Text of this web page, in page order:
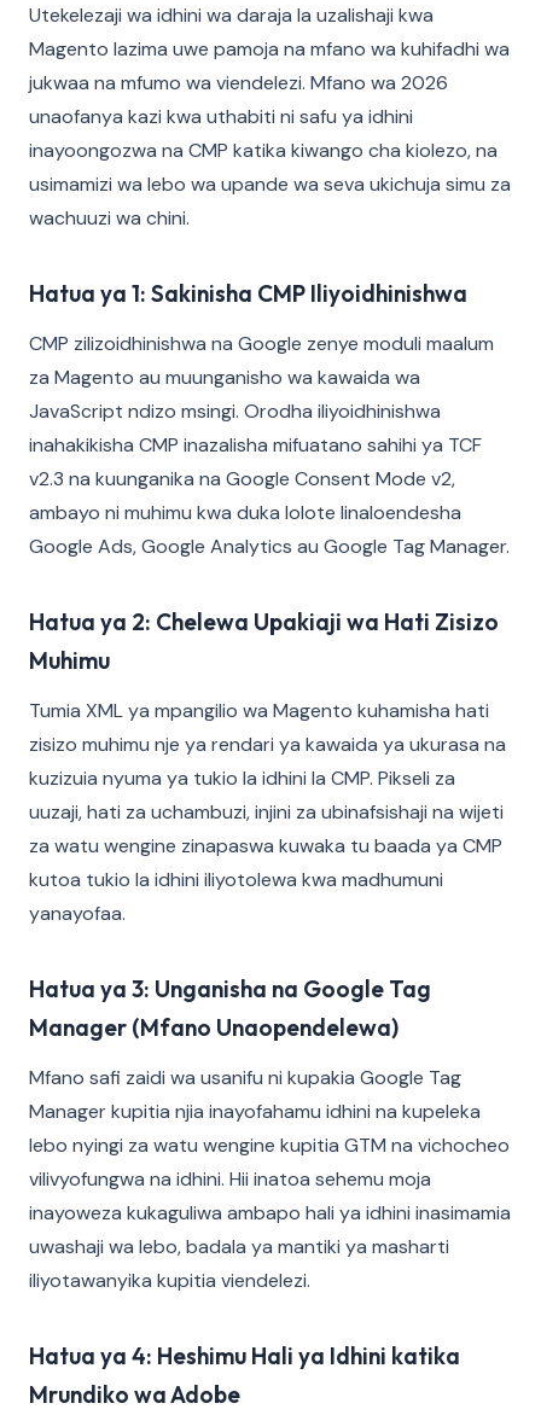
Utekelezaji wa idhini wa daraja la uzalishaji kwa
Magento lazima uwe pamoja na mfano wa kuhifadhi wa
jukwaa na mfumo wa viendelezi. Mfano wa 2026
unaofanya kazi kwa uthabiti ni safu ya idhini
inayoongozwa na CMP katika kiwango cha kiolezo, na
usimamizi wa lebo wa upande wa seva ukichuja simu za
wachuuzi wa chini.
Hatua ya 1: Sakinisha CMP Iliyoidhinishwa
CMP zilizoidhinishwa na Google zenye moduli maalum
za Magento au muunganisho wa kawaida wa
JavaScript ndizo msingi. Orodha iliyoidhinishwa
inahakikisha CMP inazalisha mifuatano sahihi ya TCF
v2.3 na kuunganika na Google Consent Mode v2,
ambayo ni muhimu kwa duka lolote linaloendesha
Google Ads, Google Analytics au Google Tag Manager.
Hatua ya 2: Chelewa Upakiaji wa Hati Zisizo
Muhimu
Tumia XML ya mpangilio wa Magento kuhamisha hati
zisizo muhimu nje ya rendari ya kawaida ya ukurasa na
kuzizuia nyuma ya tukio la idhini la CMP. Pikseli za
uuzaji, hati za uchambuzi, injini za ubinafsishaji na wijeti
za watu wengine zinapaswa kuwaka tu baada ya CMP
kutoa tukio la idhini iliyotolewa kwa madhumuni
yanayofaa.
Hatua ya 3: Unganisha na Google Tag
Manager (Mfano Unaopendelewa)
Mfano safi zaidi wa usanifu ni kupakia Google Tag
Manager kupitia njia inayofahamu idhini na kupeleka
lebo nyingi za watu wengine kupitia GTM na vichocheo
vilivyofungwa na idhini. Hii inatoa sehemu moja
inayoweza kukaguliwa ambapo hali ya idhini inasimamia
uwashaji wa lebo, badala ya mantiki ya masharti
iliyotawanyika kupitia viendelezi.
Hatua ya 4: Heshimu Hali ya Idhini katika
Mrundiko wa Adobe